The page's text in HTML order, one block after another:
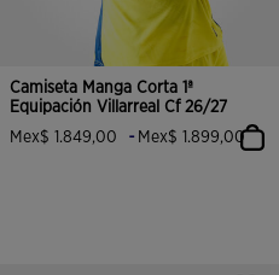
Camiseta Manga Corta 1ª
Equipación Villarreal Cf 26/27
Mex$ 1.849,00
- Mex$ 1.899,00